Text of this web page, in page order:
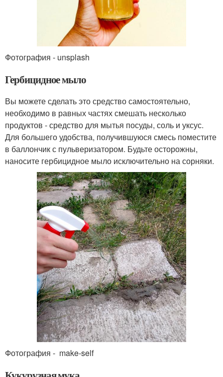
Фотография - unsplash
Гербицидное мыло
Вы можете сделать это средство самостоятельно,
необходимо в равных частях смешать несколько
продуктов - средство для мытья посуды, соль и уксус.
Для большего удобства, получившуюся смесь поместите
в баллончик с пульверизатором. Будьте осторожны,
наносите гербицидное мыло исключительно на сорняки.
Фотография - make-self